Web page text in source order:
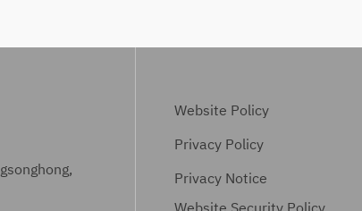
Website Policy
Privacy Policy
Privacy Notice